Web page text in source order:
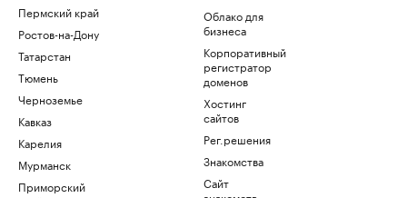
Пермский край
Ростов-на-Дону
Татарстан
Тюмень
Черноземье
Кавказ
Карелия
Мурманск
Приморский
Облако для
бизнеса
Корпоративный
регистратор
доменов
Хостинг
сайтов
Рег.решения
Знакомства
Сайт